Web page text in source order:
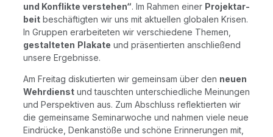
und Kon­flik­te ver­ste­hen“. Im Rah­men einer Pro­jekt­ar­
beit beschäf­tig­ten wir uns mit aktu­el­len glo­ba­len Kri­sen.
In Grup­pen erar­bei­te­ten wir ver­schie­de­ne The­men,
gestal­te­ten Pla­ka­te und prä­sen­tier­ten anschlie­ßend
unse­re Ergebnisse.
Am Frei­tag dis­ku­tier­ten wir gemein­sam über den neu­en
Wehr­dienst und tausch­ten unter­schied­li­che Mei­nun­gen
und Per­spek­ti­ven aus. Zum Abschluss reflek­tier­ten wir
die gemein­sa­me Semi­nar­wo­che und nah­men vie­le neue
Ein­drü­cke, Denk­an­stö­ße und schö­ne Erin­ne­run­gen mit,